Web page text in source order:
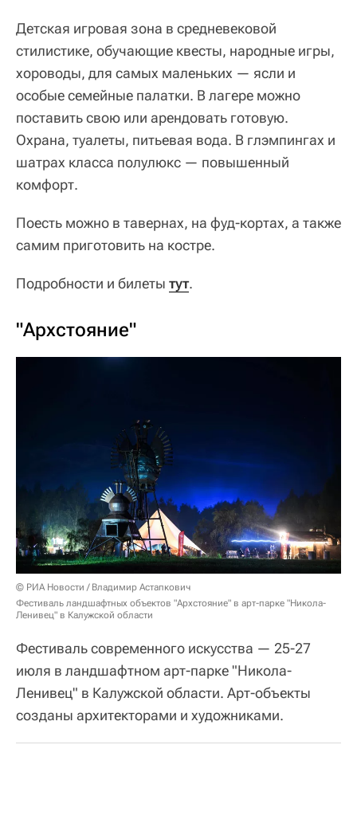
Детская игровая зона в средневековой
стилистике, обучающие квесты, народные игры,
хороводы, для самых маленьких — ясли и
особые семейные палатки. В лагере можно
поставить свою или арендовать готовую.
Охрана, туалеты, питьевая вода. В глэмпингах и
шатрах класса полулюкс — повышенный
комфорт.
Поесть можно в тавернах, на фуд-кортах, а также
самим приготовить на костре.
Подробности и билеты тут.
"Архстояние"
© РИА Новости / Владимир Астапкович
Фестиваль ландшафтных объектов "Архстояние" в арт-парке "Никола-
Ленивец" в Калужской области
Фестиваль современного искусства — 25-27
июля в ландшафтном арт-парке "Никола-
Ленивец" в Калужской области. Арт-объекты
созданы архитекторами и художниками.